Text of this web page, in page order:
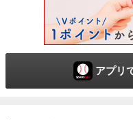
アプリ